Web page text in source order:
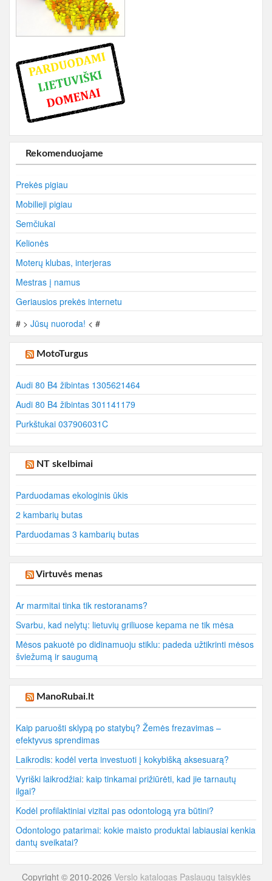
Rekomenduojame
Prekės pigiau
Mobilieji pigiau
Semčiukai
Kelionės
Moterų klubas, interjeras
Mestras į namus
Geriausios prekės internetu
# > Jūsų nuoroda! < #
MotoTurgus
Audi 80 B4 žibintas 1305621464
Audi 80 B4 žibintas 301141179
Purkštukai 037906031C
NT skelbimai
Parduodamas ekologinis ūkis
2 kambarių butas
Parduodamas 3 kambarių butas
Virtuvės menas
Ar marmitai tinka tik restoranams?
Svarbu, kad nelytų: lietuvių griliuose kepama ne tik mėsa
Mėsos pakuotė po didinamuoju stiklu: padeda užtikrinti mėsos
šviežumą ir saugumą
ManoRubai.lt
Kaip paruošti sklypą po statybų? Žemės frezavimas –
efektyvus sprendimas
Laikrodis: kodėl verta investuoti į kokybišką aksesuarą?
Vyriški laikrodžiai: kaip tinkamai prižiūrėti, kad jie tarnautų
ilgai?
Kodėl profilaktiniai vizitai pas odontologą yra būtini?
Odontologo patarimai: kokie maisto produktai labiausiai kenkia
dantų sveikatai?
Copyright © 2010-2026 Verslo katalogas Paslaugų taisyklės